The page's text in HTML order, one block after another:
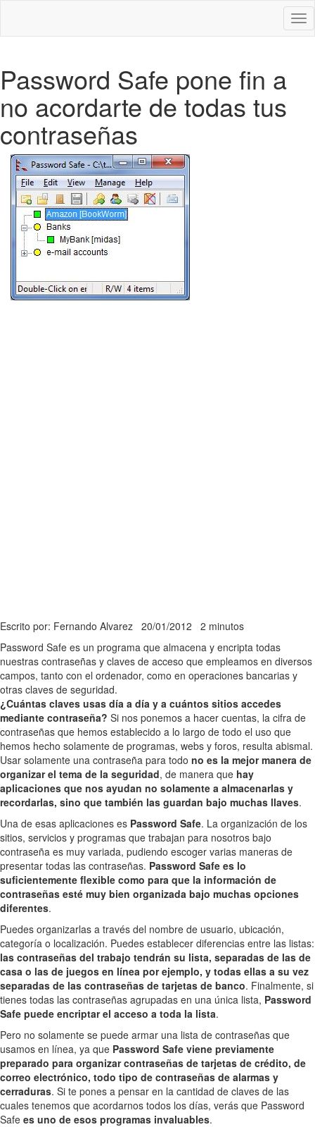
Password Safe pone fin a
no acordarte de todas tus
contraseñas
Escrito por: Fernando Alvarez 20/01/2012 2 minutos
Password Safe es un programa que almacena y encripta todas
nuestras contraseñas y claves de acceso que empleamos en diversos
campos, tanto con el ordenador, como en operaciones bancarias y
otras claves de seguridad.
¿Cuántas claves usas día a día y a cuántos sitios accedes
mediante contraseña? Si nos ponemos a hacer cuentas, la cifra de
contraseñas que hemos establecido a lo largo de todo el uso que
hemos hecho solamente de programas, webs y foros, resulta abismal.
Usar solamente una contraseña para todo no es la mejor manera de
organizar el tema de la seguridad, de manera que hay
aplicaciones que nos ayudan no solamente a almacenarlas y
recordarlas, sino que también las guardan bajo muchas llaves.
Una de esas aplicaciones es Password Safe. La organización de los
sitios, servicios y programas que trabajan para nosotros bajo
contraseña es muy variada, pudiendo escoger varias maneras de
presentar todas las contraseñas. Password Safe es lo
suficientemente flexible como para que la información de
contraseñas esté muy bien organizada bajo muchas opciones
diferentes.
Puedes organizarlas a través del nombre de usuario, ubicación,
categoría o localización. Puedes establecer diferencias entre las listas:
las contraseñas del trabajo tendrán su lista, separadas de las de
casa o las de juegos en línea por ejemplo, y todas ellas a su vez
separadas de las contraseñas de tarjetas de banco. Finalmente, si
tienes todas las contraseñas agrupadas en una única lista, Password
Safe puede encriptar el acceso a toda la lista.
Pero no solamente se puede armar una lista de contraseñas que
usamos en línea, ya que Password Safe viene previamente
preparado para organizar contraseñas de tarjetas de crédito, de
correo electrónico, todo tipo de contraseñas de alarmas y
cerraduras. Si te pones a pensar en la cantidad de claves de las
cuales tenemos que acordarnos todos los días, verás que Password
Safe es uno de esos programas invaluables.